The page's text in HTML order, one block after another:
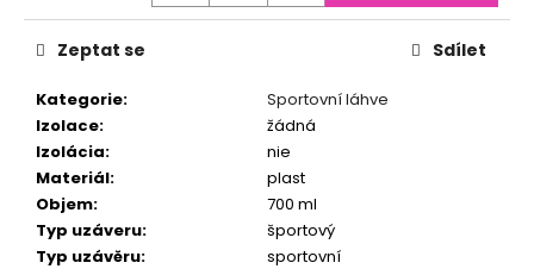
Kategorie:
Sportovní láhve
Izolace:
žádná
Izolácia:
nie
Materiál:
plast
Objem:
700 ml
Typ uzáveru:
športový
Typ uzávěru:
sportovní
Zeptat se Sdílet
-
RUŽOVÝ
Kč